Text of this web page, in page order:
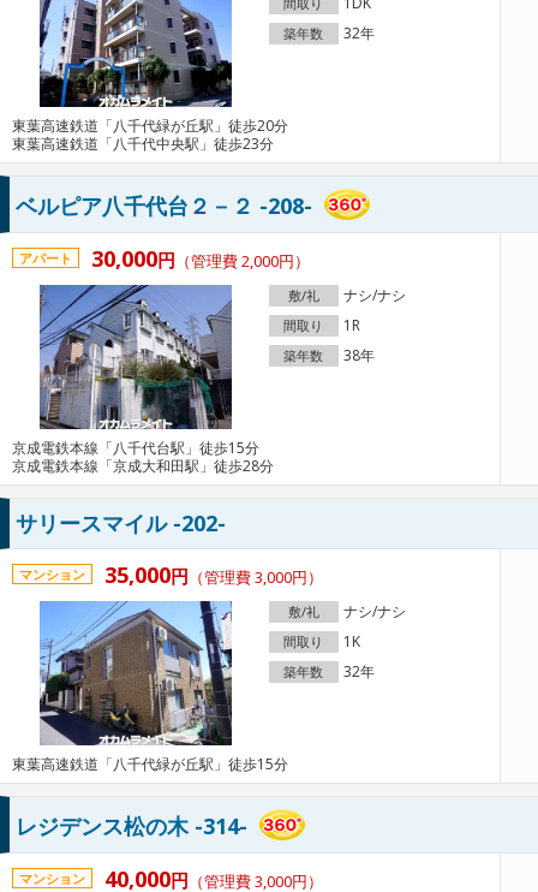
築年数 32年
東葉高速鉄道「八千代緑が丘駅」徒歩20分
東葉高速鉄道「八千代中央駅」徒歩23分
ベルピア八千代台２－２ -208-
アパート 30,000円 （管理費 2,000円）
敷/礼 ナシ/ナシ
間取り 1R
築年数 38年
京成電鉄本線「八千代台駅」徒歩15分
京成電鉄本線「京成大和田駅」徒歩28分
サリースマイル -202-
マンション 35,000円 （管理費 3,000円）
敷/礼 ナシ/ナシ
間取り 1K
築年数 32年
東葉高速鉄道「八千代緑が丘駅」徒歩15分
レジデンス松の木 -314-
マンション 40,000円 （管理費 3,000円）